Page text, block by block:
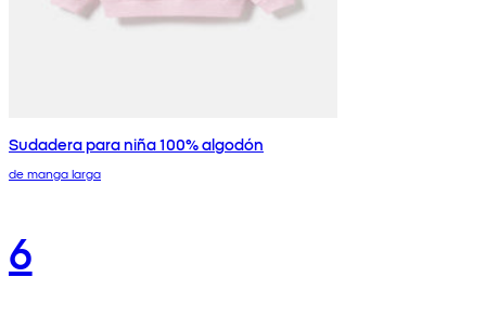
Sudadera para niña 100% algodón
de manga larga
6